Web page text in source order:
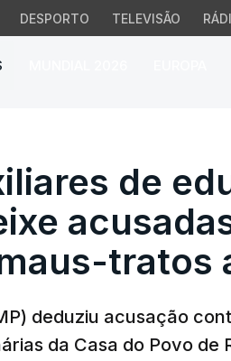
DESPORTO TELEVISÃO
de
de
tratos
deduziu acusação
da Casa do Povo de